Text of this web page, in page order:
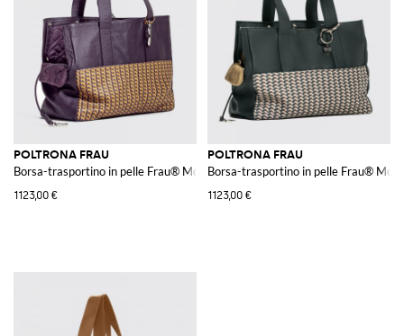
POLTRONA FRAU
Borsa-trasportino in pelle Frau® Motif Weavers
1123,00 €
POLTRONA FRAU
Borsa-trasportino in pelle Frau®
1123,00 €